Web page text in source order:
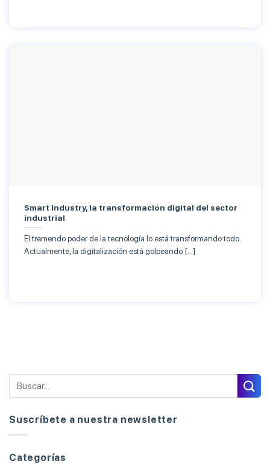
Smart Industry, la transformación digital del sector
industrial
El tremendo poder de la tecnología lo está transformando todo.
Actualmente, la digitalización está golpeando […]
Suscríbete a nuestra newsletter
Categorías